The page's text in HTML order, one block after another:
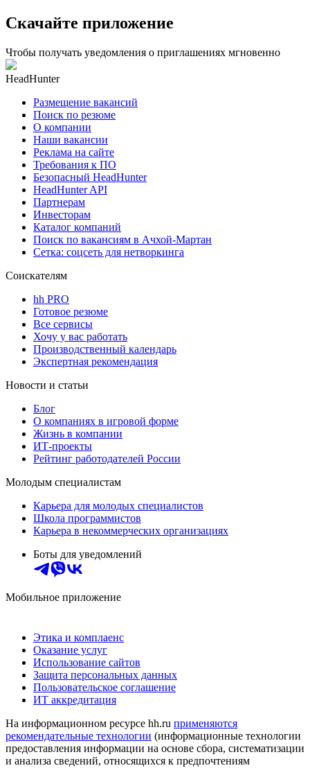
Скачайте приложение
Чтобы получать уведомления о приглашениях мгновенно
HeadHunter
Размещение вакансий
Поиск по резюме
О компании
Наши вакансии
Реклама на сайте
Требования к ПО
Безопасный HeadHunter
HeadHunter API
Партнерам
Инвесторам
Каталог компаний
Поиск по вакансиям в Ачхой-Мартан
Сетка: соцсеть для нетворкинга
Соискателям
hh PRO
Готовое резюме
Все сервисы
Хочу у вас работать
Производственный календарь
Экспертная рекомендация
Новости и статьи
Блог
О компаниях в игровой форме
Жизнь в компании
ИТ-проекты
Рейтинг работодателей России
Молодым специалистам
Карьера для молодых специалистов
Школа программистов
Карьера в некоммерческих организациях
Боты для уведомлений
Мобильное приложение
Этика и комплаенс
Оказание услуг
Использование сайтов
Защита персональных данных
Пользовательское соглашение
ИТ аккредитация
На информационном ресурсе hh.ru применяются
рекомендательные технологии (информационные технологии
предоставления информации на основе сбора, систематизации
и анализа сведений, относящихся к предпочтениям